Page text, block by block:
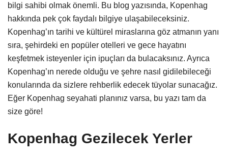
bilgi sahibi olmak önemli. Bu blog yazısında, Kopenhag
hakkında pek çok faydalı bilgiye ulaşabileceksiniz.
Kopenhag’ın tarihi ve kültürel miraslarına göz atmanın yanı
sıra, şehirdeki en popüler otelleri ve gece hayatını
keşfetmek isteyenler için ipuçları da bulacaksınız. Ayrıca
Kopenhag’ın nerede olduğu ve şehre nasıl gidilebileceği
konularında da sizlere rehberlik edecek tüyolar sunacağız.
Eğer Kopenhag seyahati planınız varsa, bu yazı tam da
size göre!
Kopenhag Gezilecek Yerler